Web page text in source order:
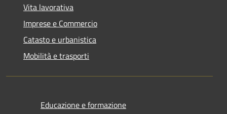
Vita lavorativa
Imprese e Commercio
Catasto e urbanistica
Mobilità e trasporti
Educazione e formazione